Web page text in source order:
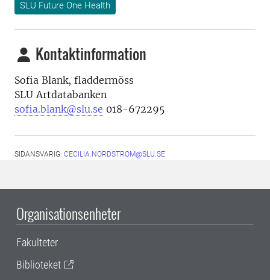
SLU Future One Health
Kontaktinformation
Sofia Blank, fladdermöss
SLU Artdatabanken
sofia.blank@slu.se 018-672295
SIDANSVARIG: CECILIA.NORDSTROM@SLU.SE
Organisationsenheter
Fakulteter
Biblioteket